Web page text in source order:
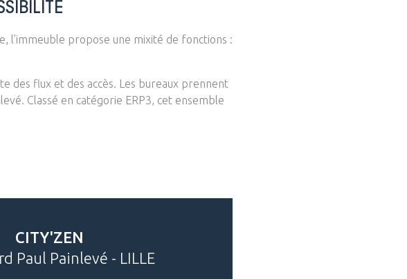
l’immeuble propose une mixité de fonctions :
des flux et des accès. Les bureaux prennent
Classé en catégorie ERP3, cet ensemble
CITY'ZEN
Paul Painlevé - LILLE